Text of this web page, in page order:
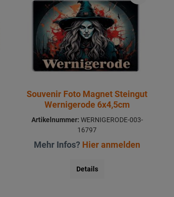
Souvenir Foto Magnet Steingut
Wernigerode 6x4,5cm
Artikelnummer: WERNIGERODE-003-
16797
Mehr Infos? Hier anmelden
Details